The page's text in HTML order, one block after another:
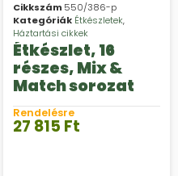
Cikkszám 550/386-p
Kategóriák Étkészletek,
Háztartási cikkek
Étkészlet, 16
részes, Mix &
Match sorozat
Rendelésre
27 815 Ft